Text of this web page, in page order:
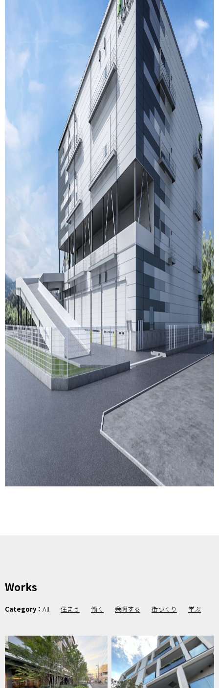
Works
Category： All 住まう 働く 余暇する 街づくり 学ぶ